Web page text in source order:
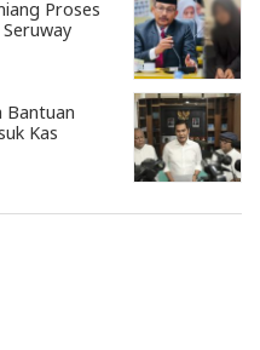
Proses
Bantuan
Kas